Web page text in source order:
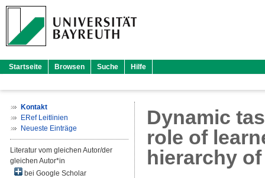
Startseite Browsen Suche Hilfe
Kontakt
ERef Leitlinien
Neueste Einträge
Literatur vom gleichen Autor/der
gleichen Autor*in
bei Google Scholar
Dynamic
role of
hierarchy